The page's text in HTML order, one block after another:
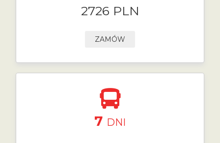
2726 PLN
ZAMÓW
7 DNI